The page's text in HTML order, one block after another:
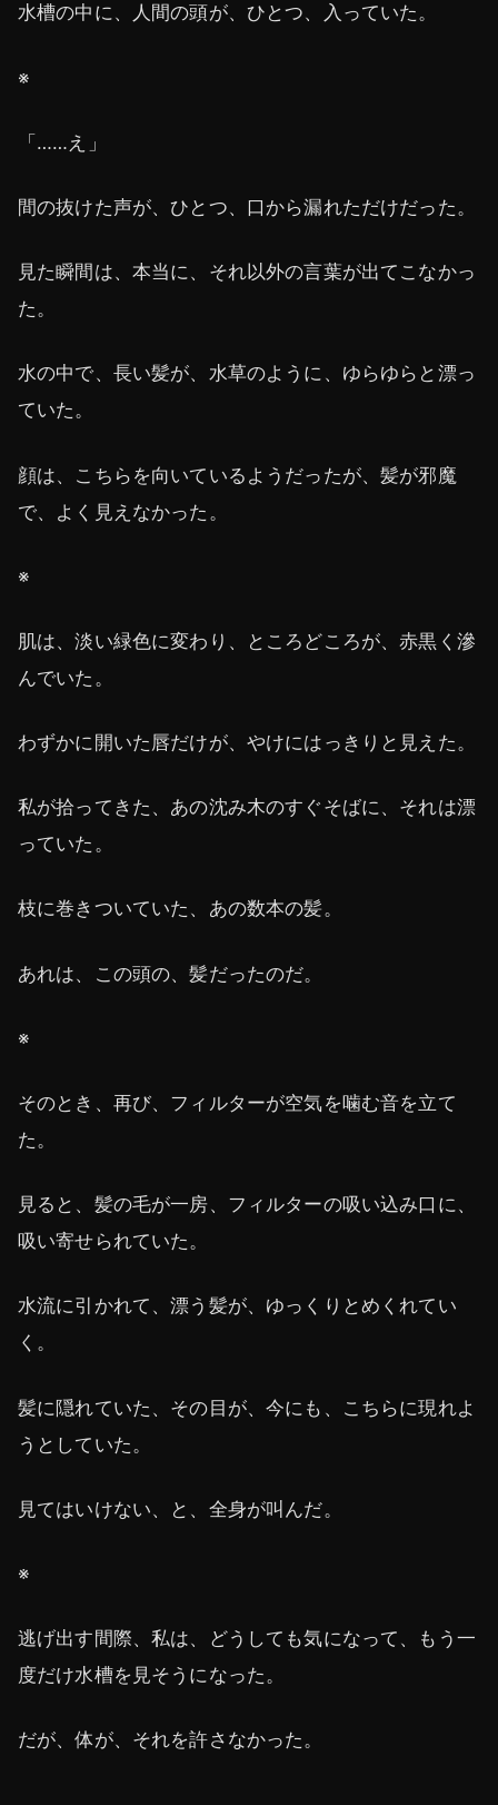
水槽の中に、人間の頭が、ひとつ、入っていた。
※
「……え」
間の抜けた声が、ひとつ、口から漏れただけだった。
見た瞬間は、本当に、それ以外の言葉が出てこなかっ
た。
水の中で、長い髪が、水草のように、ゆらゆらと漂っ
ていた。
顔は、こちらを向いているようだったが、髪が邪魔
で、よく見えなかった。
※
肌は、淡い緑色に変わり、ところどころが、赤黒く滲
んでいた。
わずかに開いた唇だけが、やけにはっきりと見えた。
私が拾ってきた、あの沈み木のすぐそばに、それは漂
っていた。
枝に巻きついていた、あの数本の髪。
あれは、この頭の、髪だったのだ。
※
そのとき、再び、フィルターが空気を噛む音を立て
た。
見ると、髪の毛が一房、フィルターの吸い込み口に、
吸い寄せられていた。
水流に引かれて、漂う髪が、ゆっくりとめくれてい
く。
髪に隠れていた、その目が、今にも、こちらに現れよ
うとしていた。
見てはいけない、と、全身が叫んだ。
※
逃げ出す間際、私は、どうしても気になって、もう一
度だけ水槽を見そうになった。
だが、体が、それを許さなかった。